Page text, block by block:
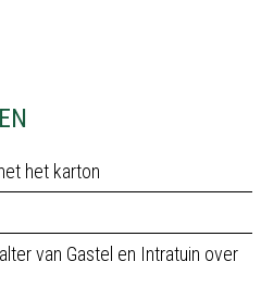
het karton
van Gastel en Intratuin over